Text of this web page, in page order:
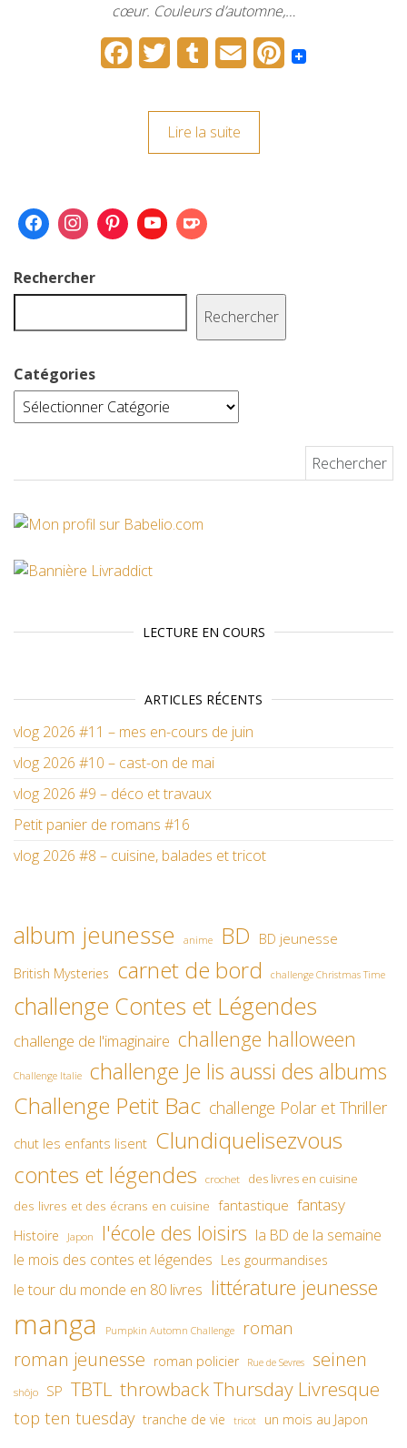
cœur. Couleurs d’automne,…
o
i
m
a
P
t
Lire la suite
Rechercher
Rechercher
Catégories
LECTURE EN COURS
ARTICLES RÉCENTS
vlog 2026 #11 – mes en-cours de juin
vlog 2026 #10 – cast-on de mai
vlog 2026 #9 – déco et travaux
Petit panier de romans #16
vlog 2026 #8 – cuisine, balades et tricot
album jeunesse anime BD BD jeunesse
British Mysteries carnet de bord challenge Christmas Time
challenge Contes et Légendes
challenge de l'imaginaire challenge halloween
Challenge Italie challenge Je lis aussi des albums
Challenge Petit Bac challenge Polar et Thriller
chut les enfants lisent Clundiquelisezvous
contes et légendes
crochet
des livres en cuisine
des livres et des écrans en cuisine fantastique fantasy
Histoire Japon l'école des loisirs la BD de la semaine
le mois des contes et légendes Les gourmandises
le tour du monde en 80 livres littérature jeunesse
manga Pumpkin Automn Challenge roman
roman jeunesse roman policier Rue de Sevres seinen
shôjo SP TBTL throwback Thursday Livresque
top ten tuesday tranche de vie tricot un mois au Japon